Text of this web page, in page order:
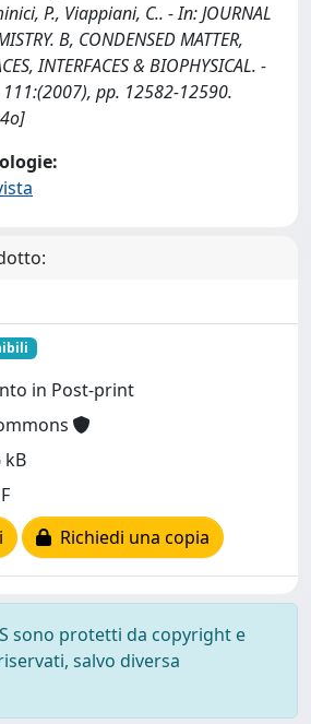
P., Viappiani, C.. - In: JOURNAL
B, CONDENSED MATTER,
INTERFACES & BIOPHYSICAL. -
pp. 12582-12590.
in Post-print
kB
Richiedi una copia
sono protetti da copyright e
salvo diversa